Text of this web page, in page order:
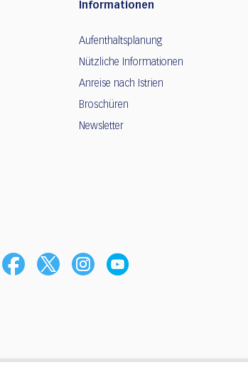
Informationen
Aufenthaltsplanung
Nützliche Informationen
Anreise nach Istrien
Broschüren
Newsletter